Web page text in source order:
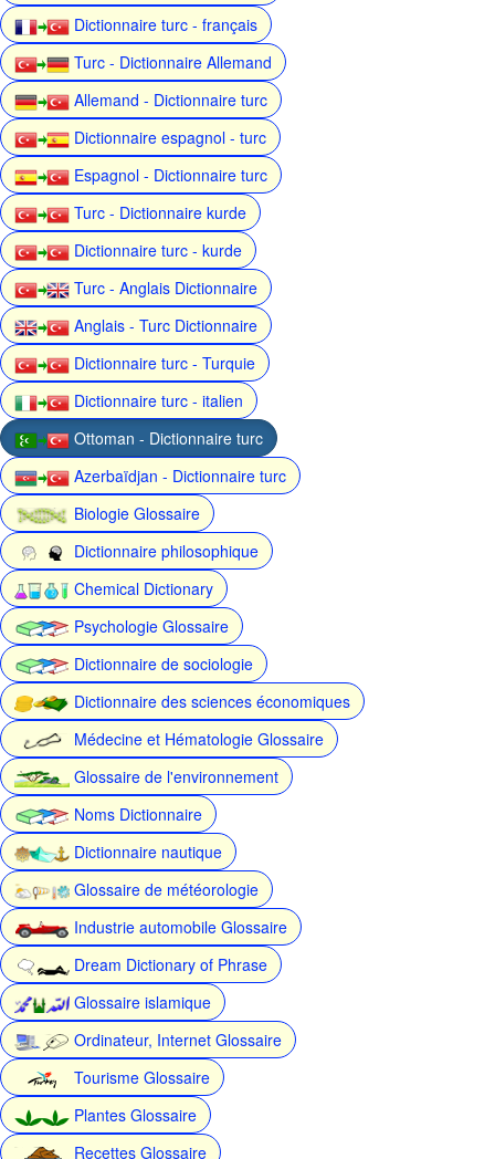
Dictionnaire turc - français
Turc - Dictionnaire Allemand
Allemand - Dictionnaire turc
Dictionnaire espagnol - turc
Espagnol - Dictionnaire turc
Turc - Dictionnaire kurde
Dictionnaire turc - kurde
Turc - Anglais Dictionnaire
Anglais - Turc Dictionnaire
Dictionnaire turc - Turquie
Dictionnaire turc - italien
Ottoman - Dictionnaire turc
Azerbaïdjan - Dictionnaire turc
Biologie Glossaire
Dictionnaire philosophique
Chemical Dictionary
Psychologie Glossaire
Dictionnaire de sociologie
Dictionnaire des sciences économiques
Médecine et Hématologie Glossaire
Glossaire de l'environnement
Noms Dictionnaire
Dictionnaire nautique
Glossaire de météorologie
Industrie automobile Glossaire
Dream Dictionary of Phrase
Glossaire islamique
Ordinateur, Internet Glossaire
Tourisme Glossaire
Plantes Glossaire
Recettes Glossaire